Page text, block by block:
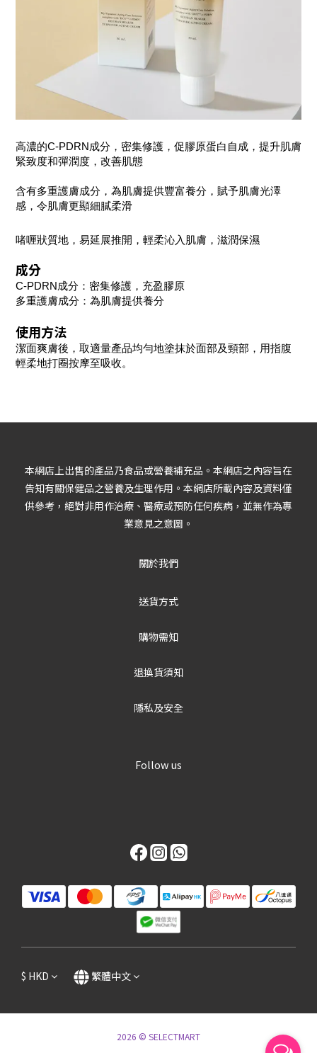
高濃的C-PDRN成分，密集修護，促膠原蛋白自成，提升肌膚
緊致度和彈潤度，改善肌態
含有多重護膚成分，為肌膚提供豐富養分，賦予肌膚光澤
感，令肌膚更顯細膩柔滑
啫喱狀質地，易延展推開，輕柔沁入肌膚，滋潤保濕
成分
C-PDRN成分：密集修護，充盈膠原
多重護膚成分：為肌膚提供養分
使用方法
潔面爽膚後，取適量產品均勻地塗抹於面部及頸部，用指腹
輕柔地打圈按摩至吸收。
本網店上出售的產品乃食品或營養補充品。本網店之內容旨在
告知有關保健品之營養及生理作用。本網店所載內容及資料僅
供參考，絕對非用作治療、醫療或預防任何疾病，並無作為專
業意見之意圖。
關於我們
送貨方式
購物需知
退換貨須知
隱私及安全
Follow us
$ HKD 繁體中文
2026 © SELECTMART